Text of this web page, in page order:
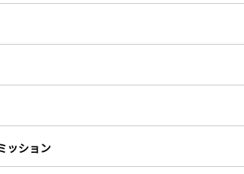
ッション